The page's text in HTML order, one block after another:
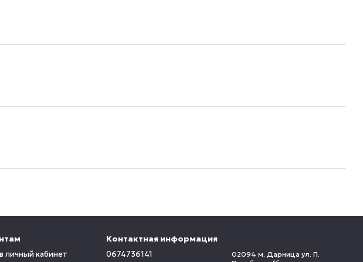
личный кабинет
Контактная информация
0674736141
02094 м. Дарница ул. П.